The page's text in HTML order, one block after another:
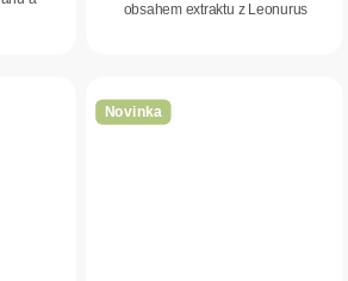
obsahem extraktu z Leonurus
Novinka